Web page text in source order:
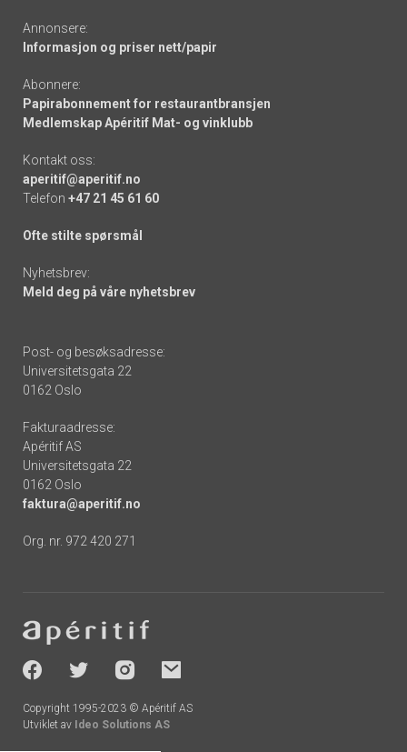
Annonsere:
Informasjon og priser nett/papir
Abonnere:
Papirabonnement for restaurantbransjen
Medlemskap Apéritif Mat- og vinklubb
Kontakt oss:
aperitif@aperitif.no
Telefon +47 21 45 61 60
Ofte stilte spørsmål
Nyhetsbrev:
Meld deg på våre nyhetsbrev
Post- og besøksadresse:
Universitetsgata 22
0162 Oslo
Fakturaadresse:
Apéritif AS
Universitetsgata 22
0162 Oslo
faktura@aperitif.no
Org. nr. 972 420 271
-
socials
Copyright 1995-2023 © Apéritif AS
Utviklet av Ideo Solutions AS